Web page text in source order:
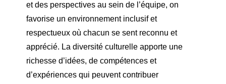
et des perspectives au sein de l’équipe, on
favorise un environnement inclusif et
respectueux où chacun se sent reconnu et
apprécié. La diversité culturelle apporte une
richesse d’idées, de compétences et
d’expériences qui peuvent contribuer